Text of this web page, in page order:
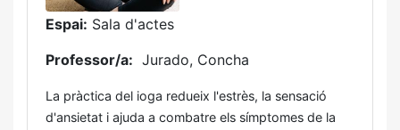
Espai: Sala d'actes
Professor/a: Jurado, Concha
La pràctica del ioga redueix l'estrès, la sensació
d'ansietat i ajuda a combatre els símptomes de la